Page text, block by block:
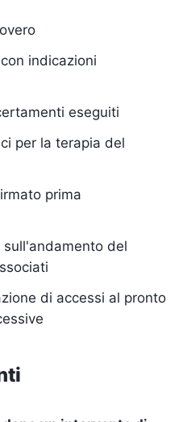
indicazioni
eseguiti
per la terapia del
prima
del
di accessi al pronto